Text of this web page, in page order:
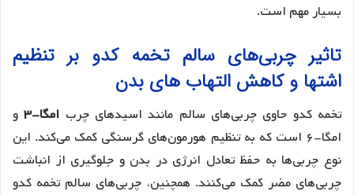
بسیار مهم است.
تاثیر چربی‌های سالم تخمه کدو بر تنظیم
اشتها و کاهش التهاب های بدن
تخمه کدو حاوی چربی‌های سالم مانند اسیدهای چرب امگا-۳ و
امگا-۶ است که به تنظیم هورمون‌های گرسنگی کمک می‌کند. این
نوع چربی‌ها به حفظ تعادل انرژی در بدن و جلوگیری از انباشت
چربی‌های مضر کمک می‌کنند. همچنین، چربی‌های سالم تخمه کدو